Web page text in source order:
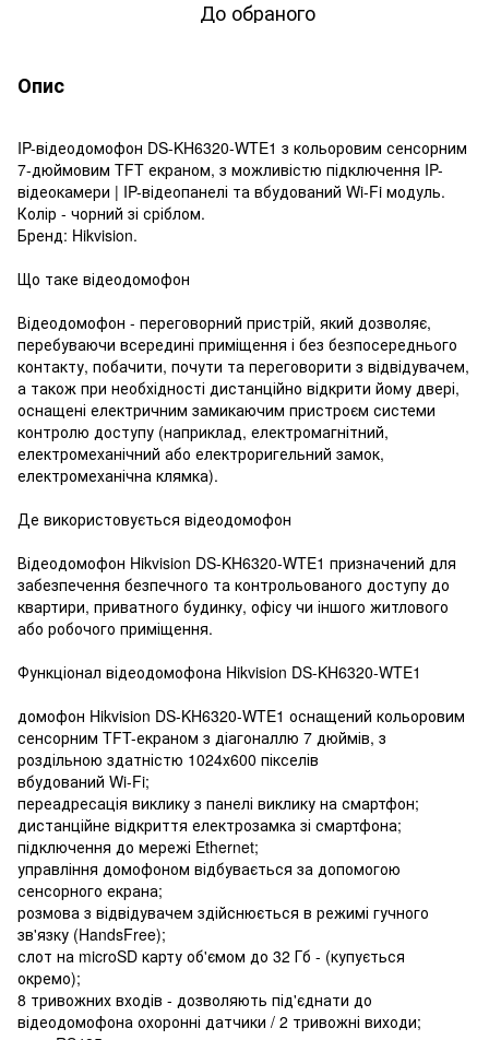
До обраного
Опис
IP-відеодомофон DS-KH6320-WTE1 з кольоровим сенсорним
7-дюймовим TFT екраном, з можливістю підключення IP-
відеокамери | IP-відеопанелі та вбудований Wi-Fi модуль.
Колір - чорний зі сріблом.
Бренд: Hikvision.
Що таке відеодомофон
Відеодомофон - переговорний пристрій, який дозволяє,
перебуваючи всередині приміщення і без безпосереднього
контакту, побачити, почути та переговорити з відвідувачем,
а також при необхідності дистанційно відкрити йому двері,
оснащені електричним замикаючим пристроєм системи
контролю доступу (наприклад, електромагнітний,
електромеханічний або електроригельний замок,
електромеханічна клямка).
Де використовується відеодомофон
Відеодомофон Hikvision DS-KH6320-WTE1 призначений для
забезпечення безпечного та контрольованого доступу до
квартири, приватного будинку, офісу чи іншого житлового
або робочого приміщення.
Функціонал відеодомофона Hikvision DS-KH6320-WTE1
домофон Hikvision DS-KH6320-WTE1 оснащений кольоровим
сенсорним TFT-екраном з діагоналлю 7 дюймів, з
роздільною здатністю 1024х600 пікселів
вбудований Wi-Fi;
переадресація виклику з панелі виклику на смартфон;
дистанційне відкриття електрозамка зі смартфона;
підключення до мережі Ethernet;
управління домофоном відбувається за допомогою
сенсорного екрана;
розмова з відвідувачем здійснюється в режимі гучного
зв'язку (HandsFree);
слот на microSD карту об'ємом до 32 Гб - (купується
окремо);
8 тривожних входів - дозволяють під'єднати до
відеодомофона охоронні датчики / 2 тривожні виходи;